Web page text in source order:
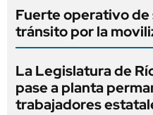
Fuerte operativo
tránsito por la
La Legislatura de
pase a planta
trabajadores